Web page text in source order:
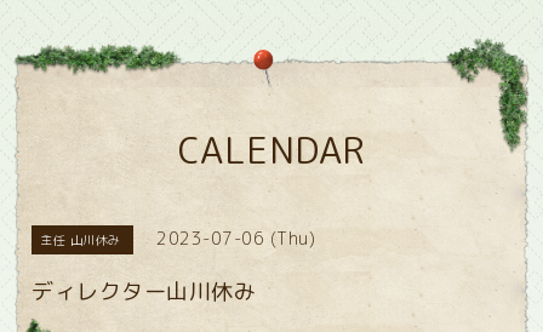
CALENDAR
主任 山川休み 2023-07-06 (Thu)
ディレクター山川休み